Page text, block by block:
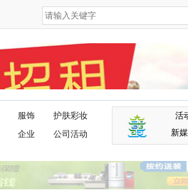
服饰
企业
护肤彩妆
公司活动
活
新